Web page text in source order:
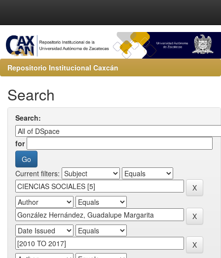
Repositorio Institucional Caxcán
Search
Search:
for
Current filters: